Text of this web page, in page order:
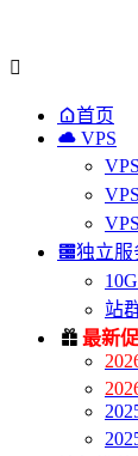

首页
 VPS
独立服
站
 最新